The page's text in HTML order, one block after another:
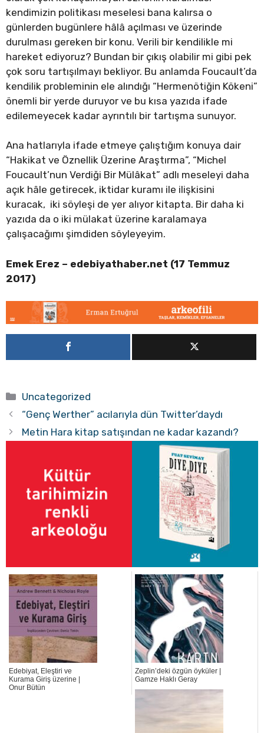
kendimizin politikası meselesi bana kalırsa o
günlerden bugünlere hâlâ açılması ve üzerinde
durulması gereken bir konu. Verili bir kendilikle mi
hareket ediyoruz? Bundan bir çıkış olabilir mi gibi pek
çok soru tartışılmayı bekliyor. Bu anlamda Foucault’da
kendilik probleminin ele alındığı “Hermenötiğin Kökeni”
önemli bir yerde duruyor ve bu kısa yazıda ifade
edilemeyecek kadar ayrıntılı bir tartışma sunuyor.
Ana hatlarıyla ifade etmeye çalıştığım konuya dair
“Hakikat ve Öznellik Üzerine Araştırma”, “Michel
Foucault’nun Verdiği Bir Mülâkat” adlı meseleyi daha
açık hâle getirecek, iktidar kuramı ile ilişkisini
kuracak, iki söyleşi de yer alıyor kitapta. Bir daha ki
yazıda da o iki mülakat üzerine karalamaya
çalışacağımı şimdiden söyleyeyim.
Emek Erez – edebiyathaber.net (17 Temmuz
2017)
Kategoriler
Uncategorized
“Genç Werther” acılarıyla dün Twitter’daydı
Metin Hara kitap satışından ne kadar kazandı?
Edebiyat, Eleştiri ve
Kurama Giriş üzerine |
Onur Bütün
Zeplin’deki özgün öyküler |
Gamze Haklı Geray